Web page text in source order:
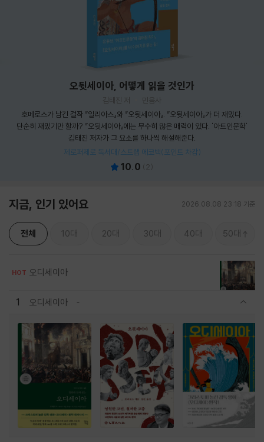
오뒷세이아, 어떻게 읽을 것인가
김태진 저
민음사
호메로스가 남긴 걸작 『일리아스』와 『오뒷세이아』. 『오뒷세이아』가 더 재밌다.
단순히 재밌기만 할까? 『오뒷세이아』에는 무수히 많은 매력이 있다. '아트인문학'
김태진 저자가 그 요소를 하나씩 해설해준다.
제로퍼제로 독서대/스트랩 에코백(포인트 차감)
10.0 ( 2)
지금, 인기 있어요 2026.08.08 23:18 기준
전체 10대 20대 30대 40대 50대
HOT 오디세이아
1 오디세이아